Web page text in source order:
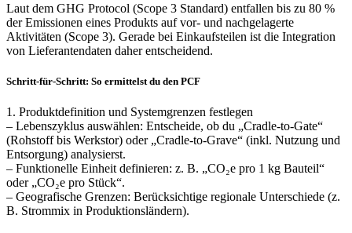
Laut dem GHG Protocol (Scope 3 Standard) entfallen bis zu 80 %
der Emissionen eines Produkts auf vor- und nachgelagerte
Aktivitäten (Scope 3). Gerade bei Einkaufsteilen ist die Integration
von Lieferantendaten daher entscheidend.
Schritt-für-Schritt: So ermittelst du den PCF
1. Produktdefinition und Systemgrenzen festlegen
– Lebenszyklus auswählen: Entscheide, ob du „Cradle-to-Gate“
(Rohstoff bis Werkstor) oder „Cradle-to-Grave“ (inkl. Nutzung und
Entsorgung) analysierst.
– Funktionelle Einheit definieren: z. B. „CO₂e pro 1 kg Bauteil“
oder „CO₂e pro Stück“.
– Geografische Grenzen: Berücksichtige regionale Unterschiede (z.
B. Strommix in Produktionsländern).